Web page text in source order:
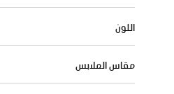
اللون
مقاس الملابس